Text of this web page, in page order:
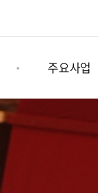
주요사업
나미콩쿠르